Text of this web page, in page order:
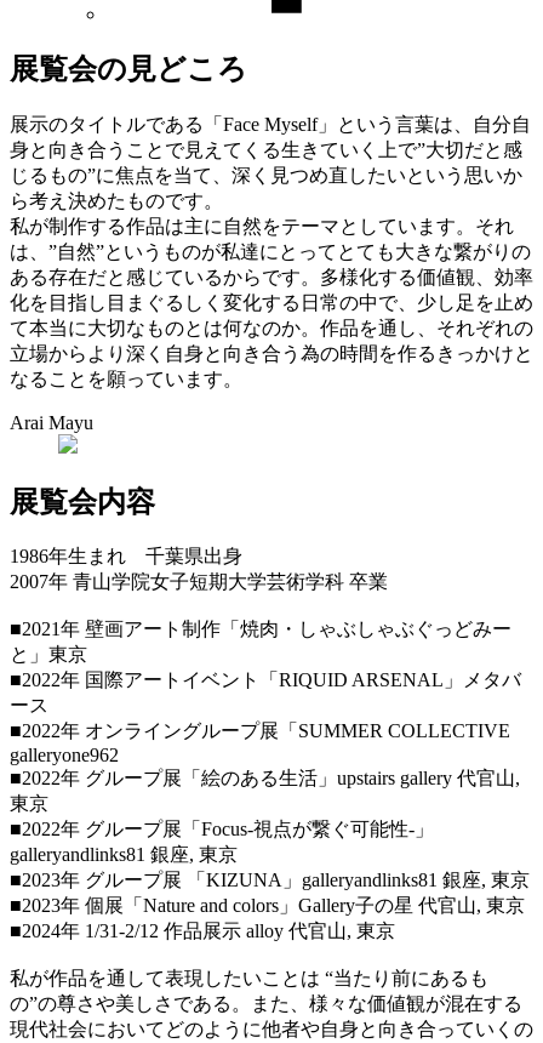
展覧会の見どころ
展示のタイトルである「Face Myself」という言葉は、自分自
身と向き合うことで見えてくる生きていく上で”大切だと感
じるもの”に焦点を当て、深く見つめ直したいという思いか
ら考え決めたものです。
私が制作する作品は主に自然をテーマとしています。それ
は、”自然”というものが私達にとってとても大きな繋がりの
ある存在だと感じているからです。多様化する価値観、効率
化を目指し目まぐるしく変化する日常の中で、少し足を止め
て本当に大切なものとは何なのか。作品を通し、それぞれの
立場からより深く自身と向き合う為の時間を作るきっかけと
なることを願っています。
Arai Mayu
展覧会内容
1986年生まれ 千葉県出身
2007年 青山学院女子短期大学芸術学科 卒業
■2021年 壁画アート制作「焼肉・しゃぶしゃぶぐっどみー
と」東京
■2022年 国際アートイベント「RIQUID ARSENAL」メタバ
ース
■2022年 オンライングループ展「SUMMER COLLECTIVE
galleryone962
■2022年 グループ展「絵のある生活」upstairs gallery 代官山,
東京
■2022年 グループ展「Focus-視点が繋ぐ可能性-」
galleryandlinks81 銀座, 東京
■2023年 グループ展 「KIZUNA」galleryandlinks81 銀座, 東京
■2023年 個展「Nature and colors」Gallery子の星 代官山, 東京
■2024年 1/31-2/12 作品展示 alloy 代官山, 東京
私が作品を通して表現したいことは “当たり前にあるも
の”の尊さや美しさである。また、様々な価値観が混在する
現代社会においてどのように他者や自身と向き合っていくの